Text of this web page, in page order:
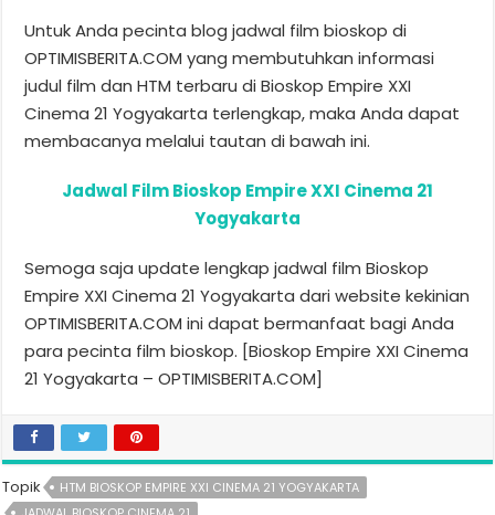
Untuk Anda pecinta blog jadwal film bioskop di
OPTIMISBERITA.COM yang membutuhkan informasi
judul film dan HTM terbaru di Bioskop Empire XXI
Cinema 21 Yogyakarta terlengkap, maka Anda dapat
membacanya melalui tautan di bawah ini.
Jadwal Film Bioskop Empire XXI Cinema 21
Yogyakarta
Semoga saja update lengkap jadwal film Bioskop
Empire XXI Cinema 21 Yogyakarta dari website kekinian
OPTIMISBERITA.COM ini dapat bermanfaat bagi Anda
para pecinta film bioskop. [Bioskop Empire XXI Cinema
21 Yogyakarta – OPTIMISBERITA.COM]
Topik
HTM BIOSKOP EMPIRE XXI CINEMA 21 YOGYAKARTA